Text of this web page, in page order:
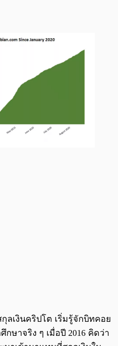
ลเงินคริปโต เริ่มรู้จักบิทคอย
กษาจริง ๆ เมื่อปี 2016 คิดว่า